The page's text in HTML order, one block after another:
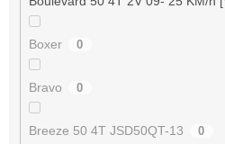
Boxer 0
Bravo 0
Breeze 50 4T JSD50QT-13 0